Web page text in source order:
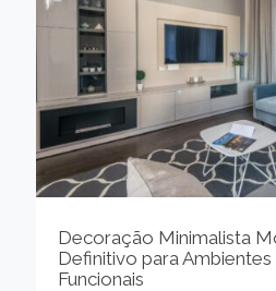
Decoração Minimalista
Definitivo para
Funcionais